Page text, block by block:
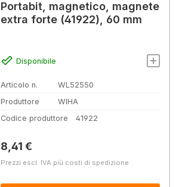
Portabit, magnetico, magnete
extra forte (41922), 60 mm
Disponibile
Articolo n.
WL52550
Produttore
WIHA
Codice produttore
41922
Prezzo normale:
8,41 €
Prezzi escl. IVA più costi di spedizione